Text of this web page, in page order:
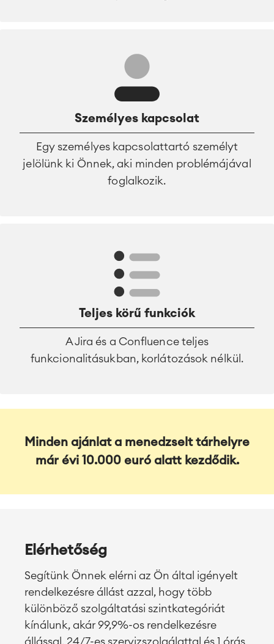
Személyes kapcsolat
Egy személyes kapcsolattartó személyt
jelölünk ki Önnek, aki minden problémájával
foglalkozik.
Teljes körű funkciók
A Jira és a Confluence teljes
funkcionalitásukban, korlátozások nélkül.
Minden ajánlat a menedzselt tárhelyre
már évi 10.000 euró alatt kezdődik.
Elérhetőség
Segítünk Önnek elérni az Ön által igényelt
rendelkezésre állást azzal, hogy több
különböző szolgáltatási szintkategóriát
kínálunk, akár 99,9%-os rendelkezésre
állással, 24/7-es szervizszolgálattal és 1 órás